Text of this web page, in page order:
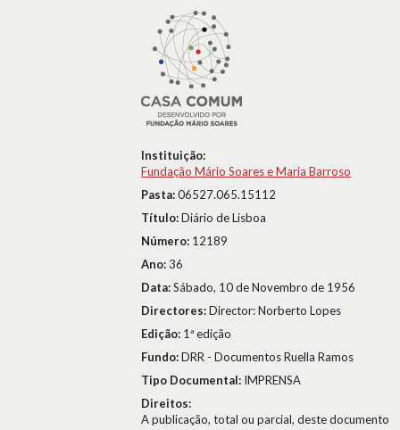
Instituição:
Fundação Mário Soares e Maria Barroso
Pasta:06527.065.15112
Título:Diário de Lisboa
Número: 12189
Ano:36
Data:Sábado, 10 de Novembro de 1956
Directores:Director: Norberto Lopes
Edição: 1ª edição
Fundo:DRR - Documentos Ruella Ramos
Tipo Documental: IMPRENSA
Direitos:
A publicação, total ou parcial, deste documento